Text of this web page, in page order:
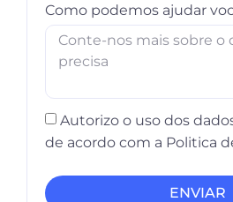
Como podemos ajudar
Autorizo o uso dos
de acordo com a Politica
ENVIAR